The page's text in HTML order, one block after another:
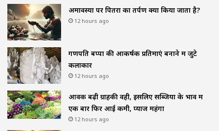
अमावस्या पर पितरों का तर्पण क्यों किया जाता है?
12 hours ago
गणपति बप्पा की आकर्षक प्रतिमाएं बनाने में जुटे
कलाकार
12 hours ago
आवक बढ़ी ग्राहकी वही, इसलिए सब्जियों के भाव में
एक बार फिर आई कमी, प्याज महंगा
12 hours ago